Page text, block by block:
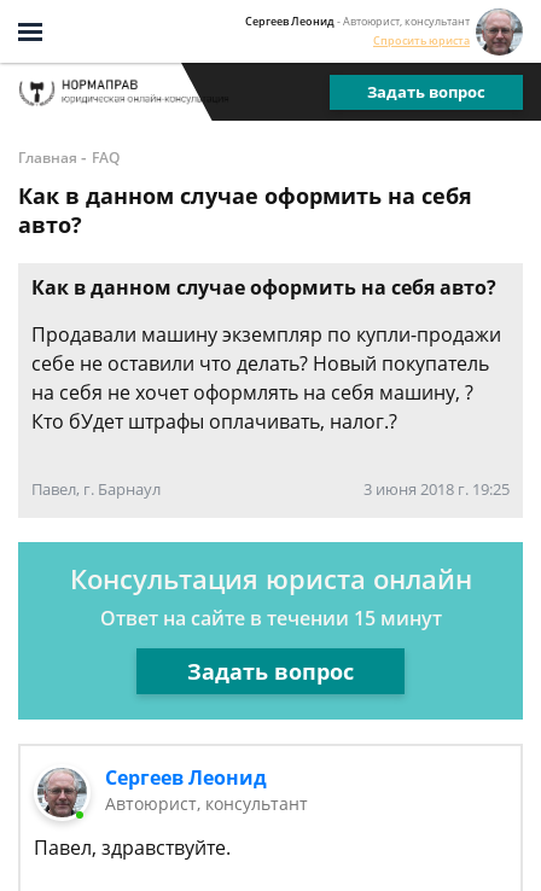
Сергеев Леонид - Автоюрист, консультант
Спросить юриста
Задать вопрос
Главная - FAQ
Как в данном случае оформить на себя
авто?
Как в данном случае оформить на себя авто?
Продавали машину экземпляр по купли-продажи
себе не оставили что делать? Новый покупатель
на себя не хочет оформлять на себя машину, ?
Кто бУдет штрафы оплачивать, налог.?
Павел, г. Барнаул 3 июня 2018 г. 19:25
Консультация юриста онлайн
Ответ на сайте в течении 15 минут
Задать вопрос
Сергеев Леонид
Автоюрист, консультант
Павел, здравствуйте.